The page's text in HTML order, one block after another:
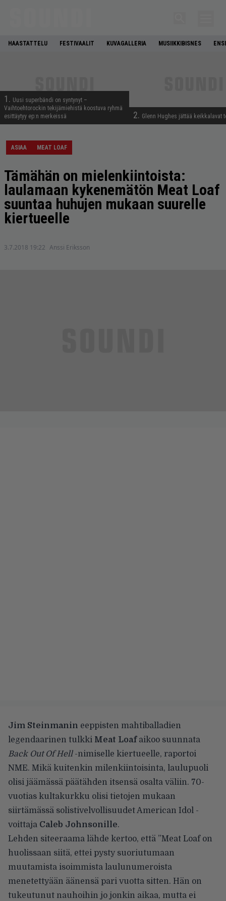
HAASTATTELU FESTIVAALIT KUVAGALLERIA MUSIIKKIBISNES
1. Uusi superbändi on syntynyt –
Vaihtoehtorockin tekijämiehistä koostuva ryhmä
esittäytyy ep:n merkeissä
2. Glenn Hughes jättää keikkalavat
ASIAA MEAT LOAF
Tämähän on mielenkiintoista:
laulamaan kykenemätön Meat Loaf
suuntaa huhujen mukaan suurelle
kiertueelle
3.7.2018 19:22 Anssi Eriksson
Jim Steinmanin eeppisten mahtiballadien
legendaarinen tulkki Meat Loafaikoo suunnata
Back Out Of Hell-nimiselle kiertueelle, raportoi
NME. Mikä kuitenkin milenkiintoisinta, laulupuoli
olisi jäämässä päätähden itsensä osalta väliin. 70-
vuotias kultakurkku olisi tietojen mukaan
siirtämässä solistivelvollisuudet American Idol -
voittaja Caleb Johnsonille.
Lehden siteeraama lähde kertoo, että ”Meat Loaf on
huolissaan siitä, ettei pysty suoriutumaan
muutamista isoimmista laulunumeroista
menetettyään äänensä pari vuotta sitten. Hän on
tukeutunut nauhoihin jo jonkin aikaa, mutta ei